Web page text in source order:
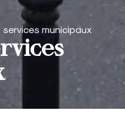
services municipaux